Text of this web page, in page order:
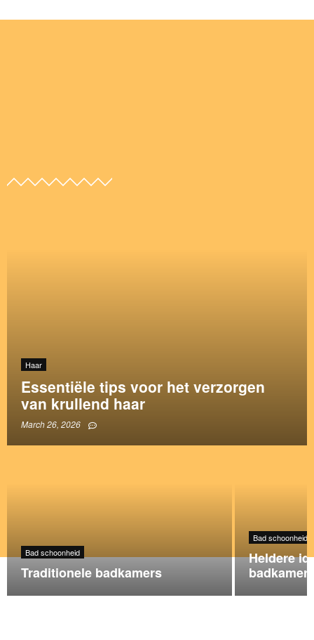
Haar
Essentiële tips voor het verzorgen
van krullend haar
March 26, 2026
Bad schoonheid
Traditionele badkamers
Bad schoonheid
Heldere